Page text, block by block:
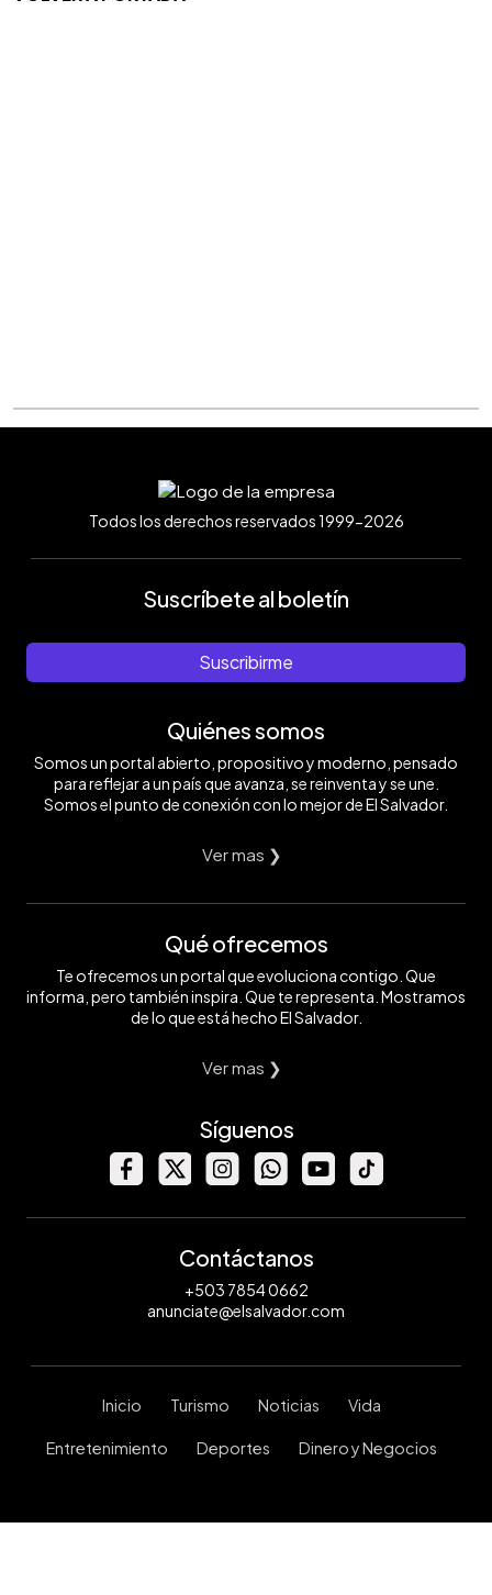
Todos los derechos reservados 1999-2026
Suscríbete al boletín
Suscribirme
Quiénes somos
Somos un portal abierto, propositivo y moderno, pensado
para reflejar a un país que avanza, se reinventa y se une.
Somos el punto de conexión con lo mejor de El Salvador.
Ver mas ❯
Qué ofrecemos
Te ofrecemos un portal que evoluciona contigo. Que
informa, pero también inspira. Que te representa. Mostramos
de lo que está hecho El Salvador.
Ver mas ❯
Síguenos
Contáctanos
+503 7854 0662
anunciate@elsalvador.com
Inicio Turismo Noticias Vida
Entretenimiento Deportes Dinero y Negocios